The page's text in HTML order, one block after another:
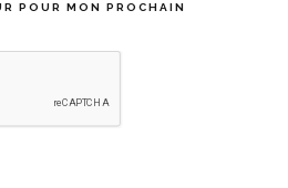
POUR MON PROCHAIN